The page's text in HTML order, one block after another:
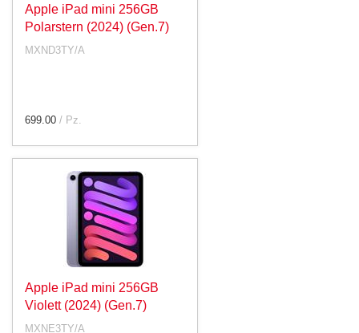
Apple iPad mini 256GB
Polarstern (2024) (Gen.7)
MXND3TY/A
699.00 / Pz.
Apple iPad mini 256GB
Violett (2024) (Gen.7)
MXNE3TY/A